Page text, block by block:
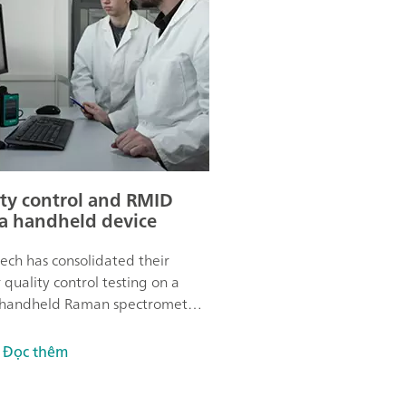
control and RMID
handheld device
has consolidated their
control testing on a
Raman spectrometer
to identify and verify the
Đọc thêm